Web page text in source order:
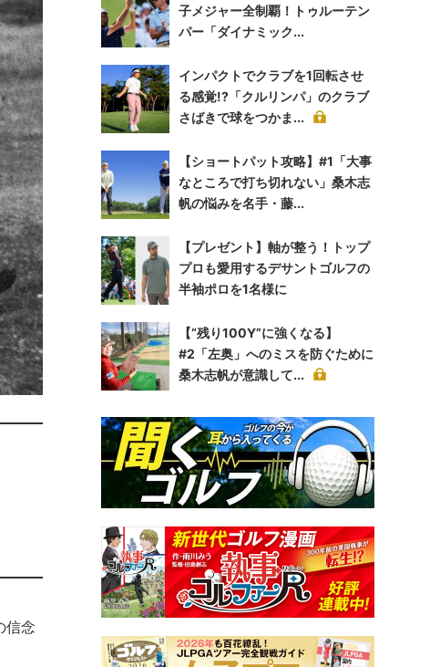
信念
子メジャー全制覇！トゥルーテン
パー「ダイナミック...
インパクトでクラブを1回転させ
る感覚!?「クルリンパ」のクラブ
さばきで球をつかま...
【ショートパット攻略】#1「大事
なところで打ち切れない」桑木志
帆の悩みを名手・藤...
【プレゼント】軸が整う！トップ
プロも愛用するデサントゴルフの
半袖ポロを1名様に
【“残り100Y”に強くなる】
#2「左奥」へのミスを防ぐために
桑木志帆が意識して...